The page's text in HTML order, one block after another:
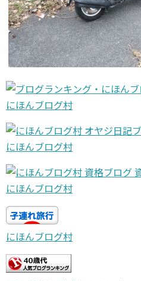
にほんブログ村
にほんブログ村
にほんブログ村
にほんブログ村